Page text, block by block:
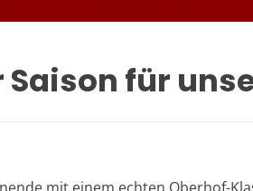
Saison für